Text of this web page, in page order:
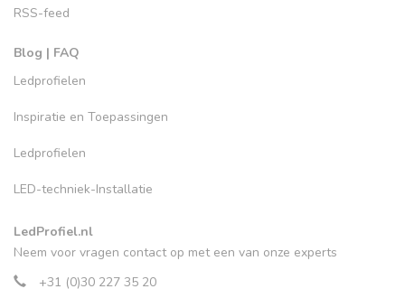
RSS-feed
Blog | FAQ
Ledprofielen
Inspiratie en Toepassingen
Ledprofielen
LED-techniek-Installatie
LedProfiel.nl
Neem voor vragen contact op met een van onze experts
+31 (0)30 227 35 20